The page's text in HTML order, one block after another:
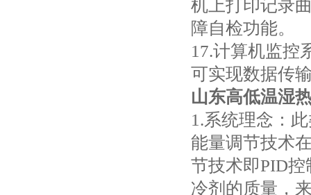
机上打印记录
障自检功能。
17.计算机监控
可实现数据传
山东高低温湿
1.系统理念：
能量调节技术
节技术即PID
冷剂的质量，